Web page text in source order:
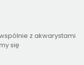
z akwarystami
się